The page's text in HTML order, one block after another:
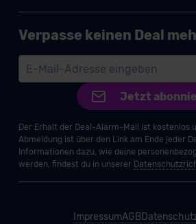
Verpasse keinen Deal
Jetzt
Der Erhalt der Deal-Alarm-Mail ist kostenlos
Abmeldung ist über den Link am Ende jeder
Informationen dazu, wie deine
werden, findest du in unserer
ImpressumAGB